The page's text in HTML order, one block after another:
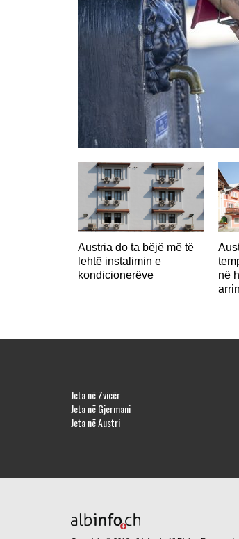
Austria do ta bëjë më të
lehtë instalimin e
kondicionerëve
në
Jeta në Zvicër
Jeta në Gjermani
Jeta në Austri